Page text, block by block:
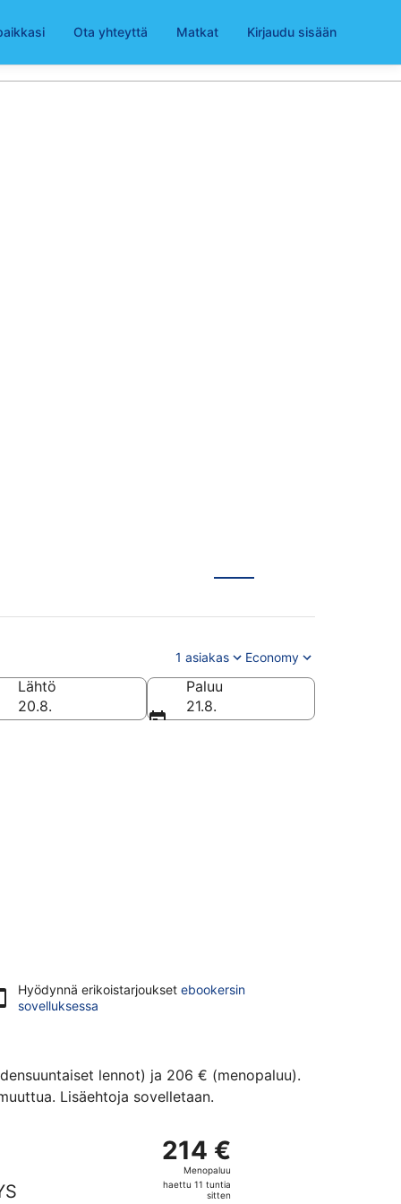
Ota yhteyttä Matkat Kirjaudu sisään
1 asiakas Economy
Lähtö
20.8.
Paluu
21.8.
Hyödynnä erikoistarjoukset ebookersin
sovelluksessa
lennot) ja 206 € (menopaluu).
Lisäehtoja sovelletaan.
214 €
Menopaluu,
haettu
214 €
Menopaluu
haettu 11 tuntia
sitten